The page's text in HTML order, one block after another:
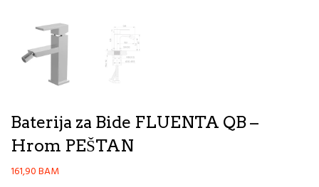
Baterija za Bide FLUENTA QB –
Hrom PEŠTAN
161,90BAM